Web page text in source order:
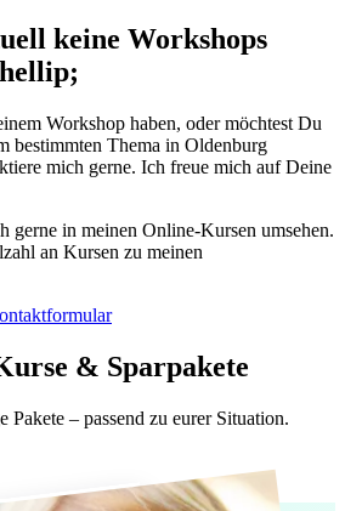
keine Workshops
Workshop haben, oder möchtest Du
bestimmten Thema in Oldenburg
mich gerne. Ich freue mich auf Deine
gerne in meinen Online-Kursen umsehen.
an Kursen zu meinen
& Sparpakete
Pakete – passend zu eurer Situation.